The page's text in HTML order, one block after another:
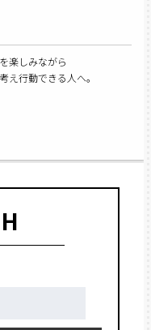
楽しみながら
え行動できる人へ。